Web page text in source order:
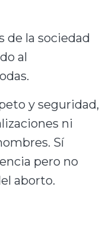
de la sociedad
al
y seguridad,
ni
Sí
pero no
aborto.